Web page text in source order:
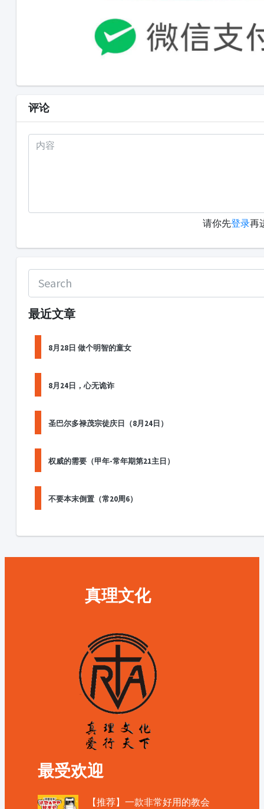
评论
请你先登录再
最近文章
8月28日 做个明智的童女
8月24日，心无诡诈
圣巴尔多禄茂宗徒庆日（8月24日）
权威的需要（甲年-常年期第21主日）
不要本末倒置（常20周6）
真理文化
最受欢迎
【推荐】一款非常好用的教会